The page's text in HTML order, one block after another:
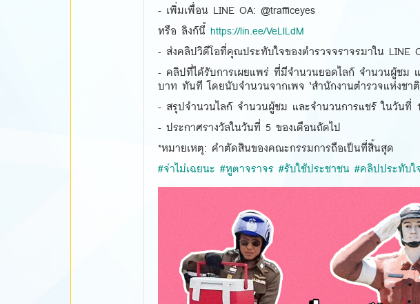
- เพิ่มเพื่อน LINE OA: @trafficeyes
หรือ ลิงก์นี้ https://lin.ee/VeLlLdM
- ส่งคลิปวิดีโอที่คุณประทับใจของตำรวจจราจรมาใน LINE
- คลิปที่ได้รับการเผยแพร่ ที่มีจำนวนยอดไลก์ จำนวนผู้ชม
บาท ทันที โดยนับจำนวนจากเพจ ‘สำนักงานตำรวจแห่งชาติ
- สรุปจำนวนไลก์ จำนวนผู้ชม และจำนวนการแชร์ ในวันที่
- ประกาศรางวัลในวันที่ 5 ของเดือนถัดไป
*หมายเหตุ: คำตัดสินของคณะกรรมการถือเป็นที่สิ้นสุด
#จ่าไม่เฉยนะ #หูตาจราจร #รับใช้ประชาชน #คลิปประทับใ